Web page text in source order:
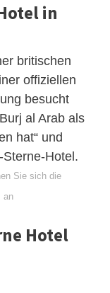
in
britischen
offiziellen
besucht
al Arab als
hat“ und
Hotel.
Sie sich die
an
Hotel